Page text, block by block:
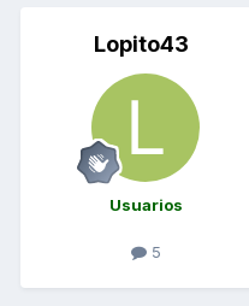
Lopito43
Usuarios
5